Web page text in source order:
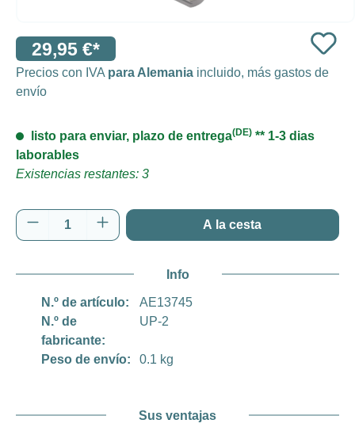
29,95 €*
Precios con IVA para Alemania incluido, más gastos de
envío
listo para enviar, plazo de entrega(DE) ** 1-3 dias
laborables
Existencias restantes: 3
Cantidad del producto: introduce la
A la cesta
Info
N.º de artículo:
AE13745
N.º de
fabricante:
UP-2
Peso de envío: 0.1 kg
Sus ventajas